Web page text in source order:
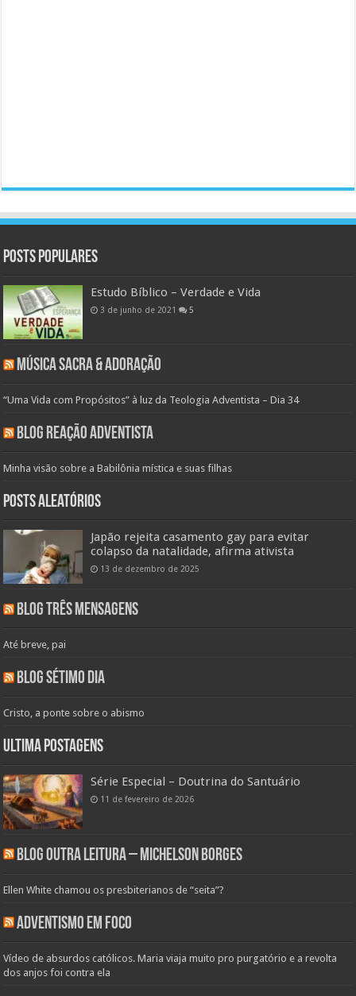
Posts populares
Estudo Bíblico – Verdade e Vida
3 de junho de 2021 5
Música Sacra & Adoração
“Uma Vida com Propósitos” à luz da Teologia Adventista – Dia 34
Blog Reação Adventista
Minha visão sobre a Babilônia mística e suas filhas
Posts aleatórios
Japão rejeita casamento gay para evitar
colapso da natalidade, afirma ativista
13 de dezembro de 2025
Blog Três Mensagens
Até breve, pai
Blog Sétimo Dia
Cristo, a ponte sobre o abismo
Ultima Postagens
Série Especial – Doutrina do Santuário
11 de fevereiro de 2026
Blog Outra Leitura – Michelson Borges
Ellen White chamou os presbiterianos de “seita”?
Adventismo em Foco
Vídeo de absurdos católicos. Maria viaja muito pro purgatório e a revolta
dos anjos foi contra ela